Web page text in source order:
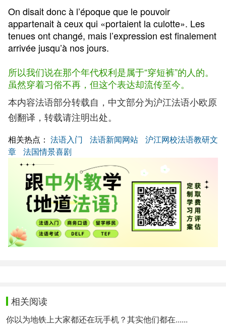
On disait donc à l’époque que le pouvoir
appartenait à ceux qui «portaient la culotte». Les
tenues ont changé, mais l’expression est finalement
arrivée jusqu’à nos jours.
所以我们说在那个年代权利是属于“穿短裤”的人的。
虽然穿着习俗不再，但这个表达却流传至今。
本内容法语部分转载自，中文部分为沪江法语小欧原
创翻译，转载请注明出处。
相关热点： 法语入门 法语新闻网站
沪江网校法语教研文
章
法国情景喜剧
相关阅读
你以为地铁上大家都还在玩手机？其实他们都在......